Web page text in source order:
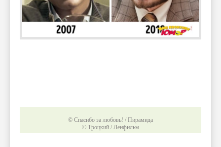
© Спасибо за любовь! / Пирамида
© Троцкий / Ленфильм